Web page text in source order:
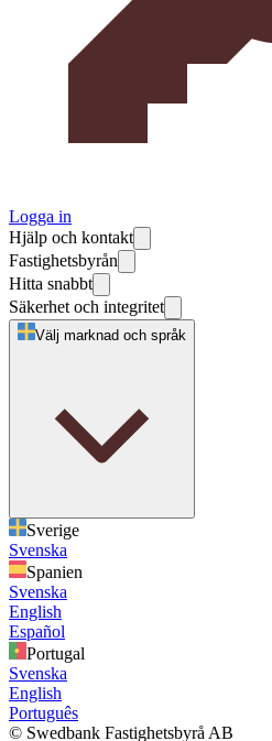
Logga in
Hjälp och kontakt
Fastighetsbyrån
Hitta snabbt
Säkerhet och integritet
Välj marknad och språk
Sverige
Svenska
Spanien
Svenska
English
Español
Portugal
Svenska
English
Português
© Swedbank Fastighetsbyrå AB